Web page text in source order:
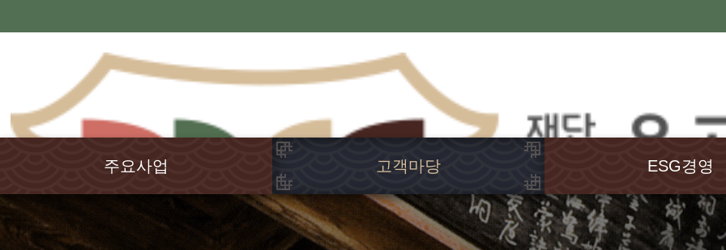
주요사업 고객마당
공지사항
행사소식
ESG경영
윤리경영
고객헌장